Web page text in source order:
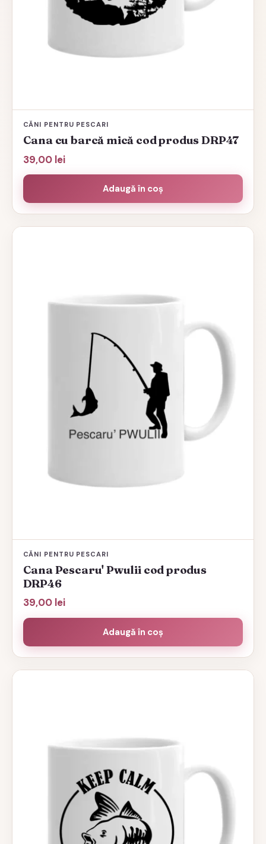
CĂNI PENTRU PESCARI
Cana cu barcă mică cod produs DRP47
39,00 lei
Adaugă în coș
CĂNI PENTRU PESCARI
Cana Pescaru' Pwulii cod produs
DRP46
39,00 lei
Adaugă în coș